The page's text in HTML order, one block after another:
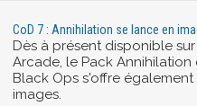
CoD 7 : Annihilation se lance en
Dès à présent disponible
Arcade, le Pack Annihilation
Black Ops s'offre
images.